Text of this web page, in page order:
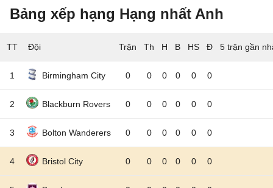
Bảng xếp hạng Hạng nhất Anh
TT Đội 5 trận gần
1 Birmingham City 0 0 0 0 0 0
2 Blackburn Rovers 0 0 0 0 0 0
3 Bolton Wanderers 0 0 0 0 0 0
4 Bristol City 0 0 0 0 0 0